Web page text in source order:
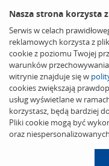
Nasza strona korzysta
Serwis w celach
reklamowych korzysta z
cookie z poziomu Twojej
warunków
witrynie znajduje się w
cookies zwiększają
usług wyświetlane w
korzystasz, będą bardziej
Pliki cookie mogą być
oraz